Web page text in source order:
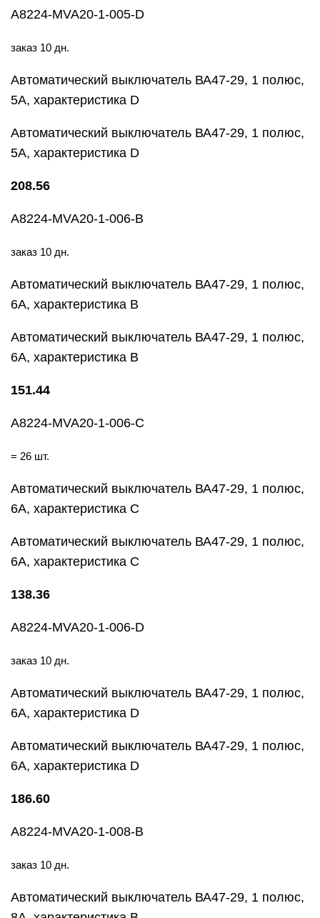
A8224-MVA20-1-005-D
заказ 10 дн.
Автоматический выключатель ВА47-29, 1 полюс,
5А, характеристика D
Автоматический выключатель ВА47-29, 1 полюс,
5А, характеристика D
208.56
A8224-MVA20-1-006-B
заказ 10 дн.
Автоматический выключатель ВА47-29, 1 полюс,
6А, характеристика В
Автоматический выключатель ВА47-29, 1 полюс,
6А, характеристика В
151.44
A8224-MVA20-1-006-C
= 26 шт.
Автоматический выключатель ВА47-29, 1 полюс,
6А, характеристика С
Автоматический выключатель ВА47-29, 1 полюс,
6А, характеристика С
138.36
A8224-MVA20-1-006-D
заказ 10 дн.
Автоматический выключатель ВА47-29, 1 полюс,
6А, характеристика D
Автоматический выключатель ВА47-29, 1 полюс,
6А, характеристика D
186.60
A8224-MVA20-1-008-B
заказ 10 дн.
Автоматический выключатель ВА47-29, 1 полюс,